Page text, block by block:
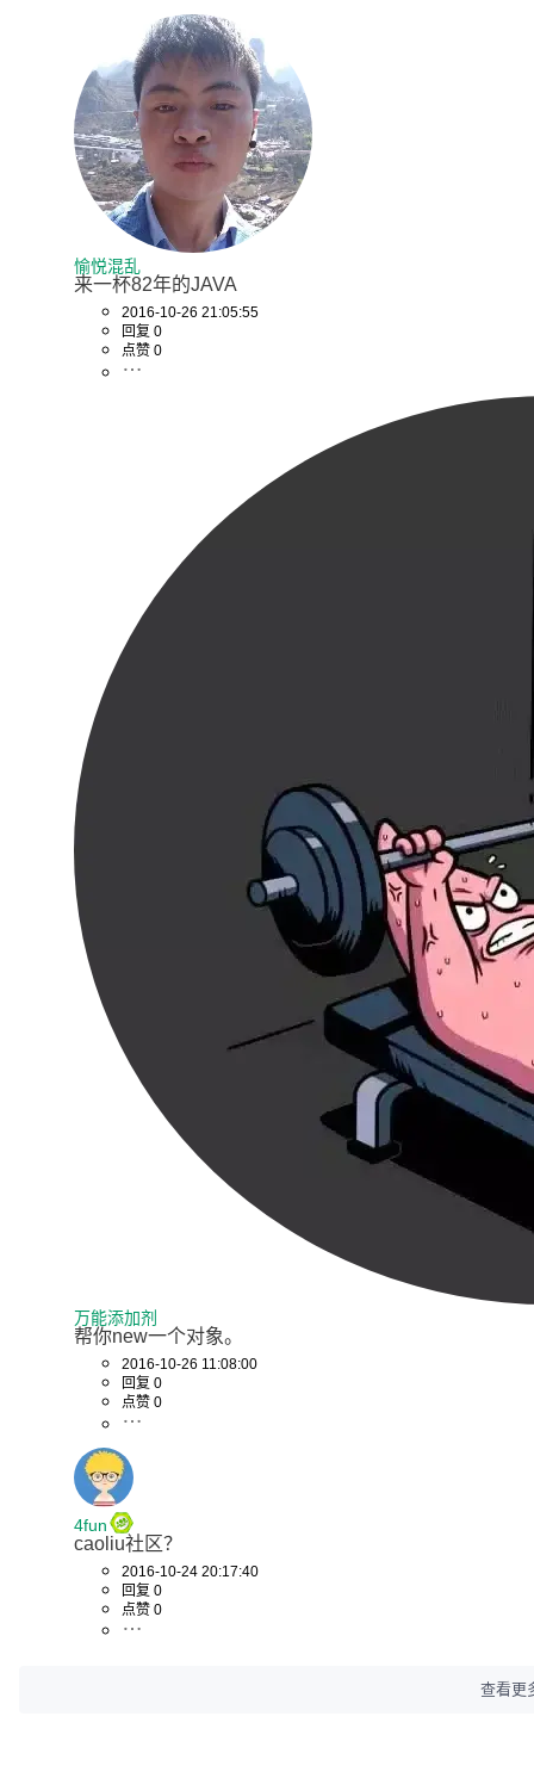
愉悦混乱
来一杯82年的JAVA
2016-10-26 21:05:55
回复 0
点赞 0
万能添加剂
帮你new一个对象。
2016-10-26 11:08:00
回复 0
点赞 0
4fun
caoliu社区？
2016-10-24 20:17:40
回复 0
点赞 0
查看更